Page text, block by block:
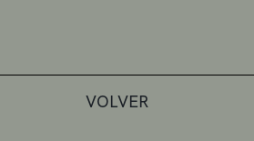
VOLVER